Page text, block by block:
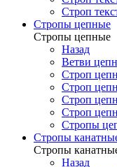
Строп
Стропы цепные
Стропы цепные
Назад
Ветви
Строп
Строп
Строп
Строп
Стропы
Стропы
Стропы
Назад